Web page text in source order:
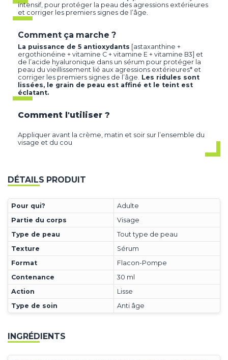
intensif, pour protéger la peau des agressions extérieures
et corriger les premiers signes de l’âge.
Comment ça marche ?
La puissance de 5 antioxydants [astaxanthine +
ergothionéine + vitamine C + vitamine E + vitamine B3] et
de l’acide hyaluronique dans un sérum pour protéger la
peau du vieillissement lié aux agressions extérieures* et
corriger les premiers signes de l’âge. Les ridules sont
lissées, le grain de peau est affiné et le teint est
éclatant.
Comment l'utiliser ?
Appliquer avant la crème, matin et soir sur l’ensemble du
visage et du cou
DÉTAILS PRODUIT
Pour qui?
Adulte
Partie du corps
Visage
Type de peau
Tout type de peau
Texture
Sérum
Format
Flacon-Pompe
Contenance
30 ml
Action
Lisse
Type de soin
Anti âge
INGRÉDIENTS